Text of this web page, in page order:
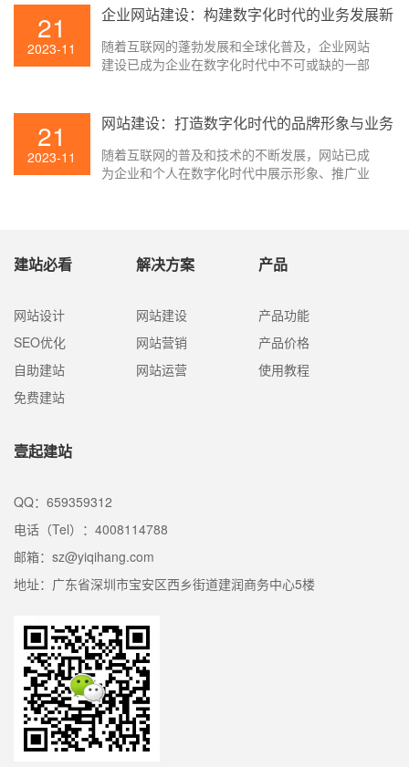
节。
21
2023-11
企业网站建设：构建数字化时代的业务发展新
随着互联网的蓬勃发展和全球化普及，企业网站
建设已成为企业在数字化时代中不可或缺的一部
仁沟通交流的平台。
21
2023-11
网站建设：打造数字化时代的品牌形象与业务
随着互联网的普及和技术的不断发展，网站已成
为企业和个人在数字化时代中展示形象、推广业
建站必看
网站设计
SEO优化
自助建站
免费建站
解决方案
网站建设
网站营销
网站运营
产品
产品功能
产品价格
使用教程
壹起建站
QQ：659359312
电话（Tel）：4008114788
邮箱：sz@yiqihang.com
地址：广东省深圳市宝安区西乡街道建润商务中心5楼